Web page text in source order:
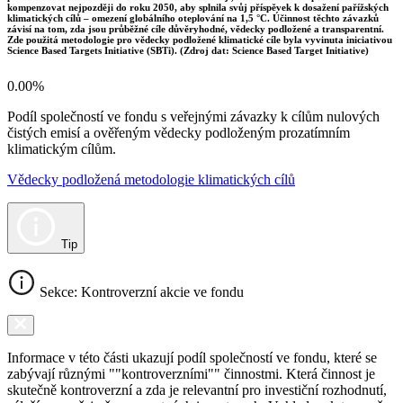
kompenzovat nejpozději do roku 2050, aby splnila svůj příspěvek k dosažení pařížských
klimatických cílů – omezení globálního oteplování na 1,5 °C. Účinnost těchto závazků
závisí na tom, zda jsou průběžné cíle důvěryhodné, vědecky podložené a transparentní.
Zde použitá metodologie pro vědecky podložené klimatické cíle byla vyvinuta iniciativou
Science Based Targets Initiative (SBTi). (Zdroj dat: Science Based Target Initiative)
0.00%
Podíl společností ve fondu s veřejnými závazky k cílům nulových
čistých emisí a ověřeným vědecky podloženým prozatímním
klimatickým cílům.
Vědecky podložená metodologie klimatických cílů
Tip
Sekce: Kontroverzní akcie ve fondu
Informace v této části ukazují podíl společností ve fondu, které se
zabývají různými ""kontroverzními"" činnostmi. Která činnost je
skutečně kontroverzní a zda je relevantní pro investiční rozhodnutí,